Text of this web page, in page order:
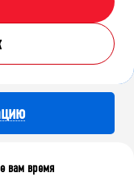
вам время